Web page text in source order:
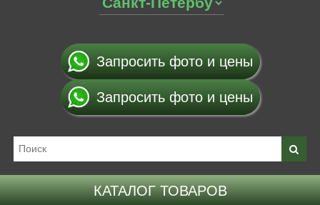
Запросить фото и цены
Запросить фото и цены
КАТАЛОГ ТОВАРОВ